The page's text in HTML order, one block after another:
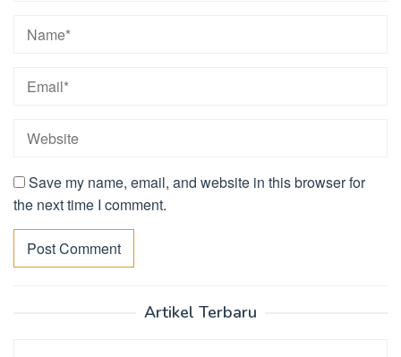
Save my name, email, and website in this browser for
the next time I comment.
Artikel Terbaru